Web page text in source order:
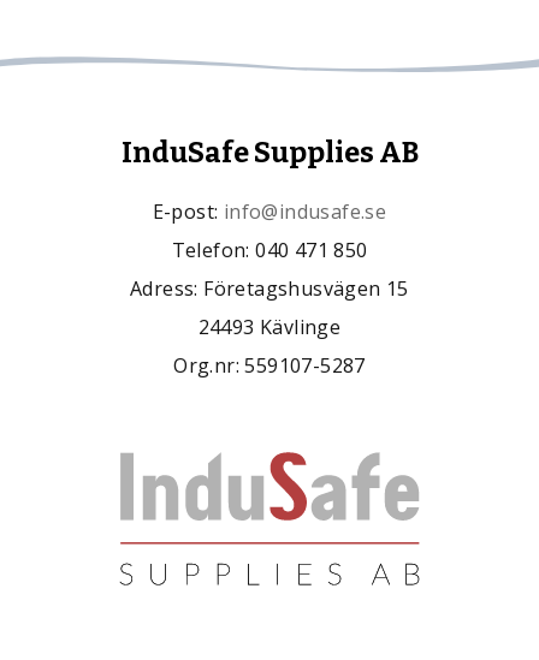
InduSafe Supplies AB
E-post: info@indusafe.se
Telefon: 040 471 850
Adress: Företagshusvägen 15
24493 Kävlinge
Org.nr: 559107-5287